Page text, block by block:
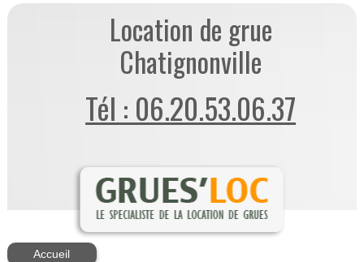
Location de grue
Chatignonville
Tél : 06.20.53.06.37
Accueil